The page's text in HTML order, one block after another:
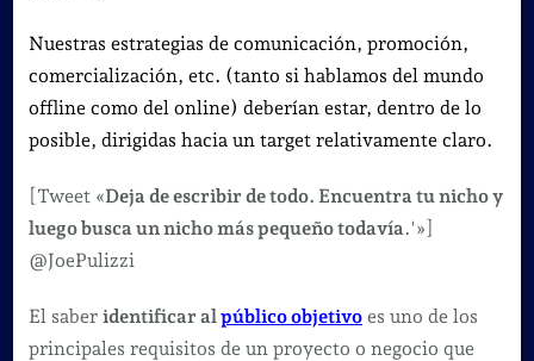
Nuestras estrategias de comunicación, promoción,
comercialización, etc. (tanto si hablamos del mundo
offline como del online) deberían estar, dentro de lo
posible, dirigidas hacia un target relativamente claro.
[Tweet «Deja de escribir de todo. Encuentra tu nicho y
luego busca un nicho más pequeño todavía.'»]
@JoePulizzi
El saber identificar al público objetivoes uno de los
principales requisitos de un proyecto o negocio que